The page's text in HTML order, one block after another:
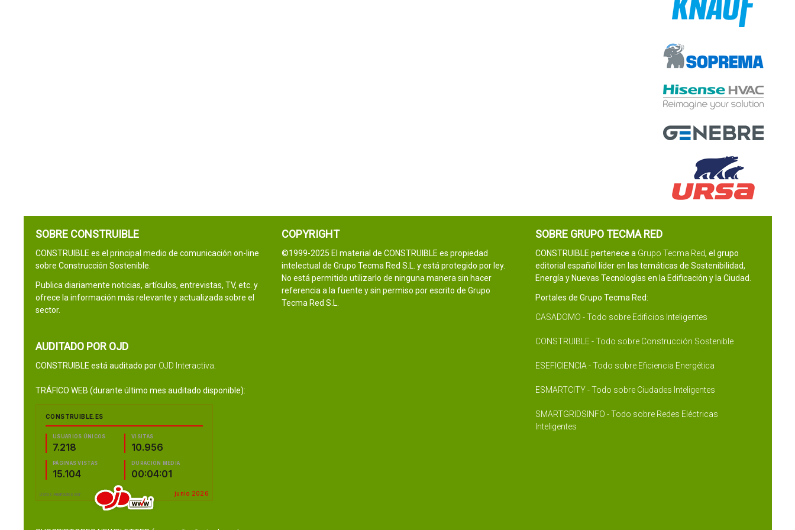
SOBRE CONSTRUIBLE
CONSTRUIBLE es el principal medio de comunicación on-line
sobre Construcción Sostenible.
Publica diariamente noticias, artículos, entrevistas, TV, etc. y
ofrece la información más relevante y actualizada sobre el
sector.
AUDITADO POR OJD
CONSTRUIBLE está auditado por OJD Interactiva
TRÁFICO WEB (durante último mes auditado disponible):
COPYRIGHT
©1999-2025 El material de CONSTRUIBLE es propiedad
intelectual de Grupo Tecma Red S.L. y está protegido por ley.
No está permitido utilizarlo de ninguna manera sin hacer
referencia a la fuente y sin permiso por escrito de Grupo
Tecma Red S.L.
SOBRE GRUPO TECMA RED
CONSTRUIBLE pertenece a Grupo Tecma Red, el grupo
editorial español líder en las temáticas de Sostenibilidad,
Energía y Nuevas Tecnologías en la Edificación y la Ciudad.
Portales de Grupo Tecma Red:
CASADOMO - Todo sobre Edificios Inteligentes
CONSTRUIBLE - Todo sobre Construcción Sostenible
ESEFICIENCIA - Todo sobre Eficiencia Energética
ESMARTCITY - Todo sobre Ciudades Inteligentes
SMARTGRIDSINFO - Todo sobre Redes Eléctricas
Inteligentes